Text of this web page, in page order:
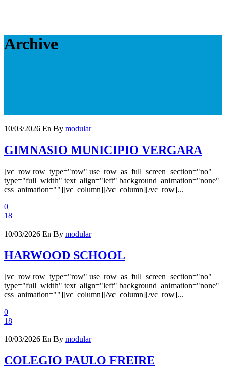
Archive
10/03/2026 En By modular
GIMNASIO MUNICIPIO VERGARA
[vc_row row_type="row" use_row_as_full_screen_section="no"
type="full_width" text_align="left" background_animation="none"
css_animation=""][vc_column][/vc_column][/vc_row]...
0
18
10/03/2026 En By modular
HARWOOD SCHOOL
[vc_row row_type="row" use_row_as_full_screen_section="no"
type="full_width" text_align="left" background_animation="none"
css_animation=""][vc_column][/vc_column][/vc_row]...
0
18
10/03/2026 En By modular
COLEGIO PAULO FREIRE